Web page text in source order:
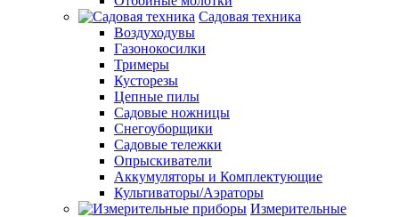
Садовая техника
Воздуходувы
Газонокосилки
Тримеры
Кусторезы
Цепные пилы
Садовые ножницы
Снегоуборщики
Садовые тележки
Опрыскиватели
Аккумуляторы и Комплектующие
Культиваторы/Аэраторы
Измерительные